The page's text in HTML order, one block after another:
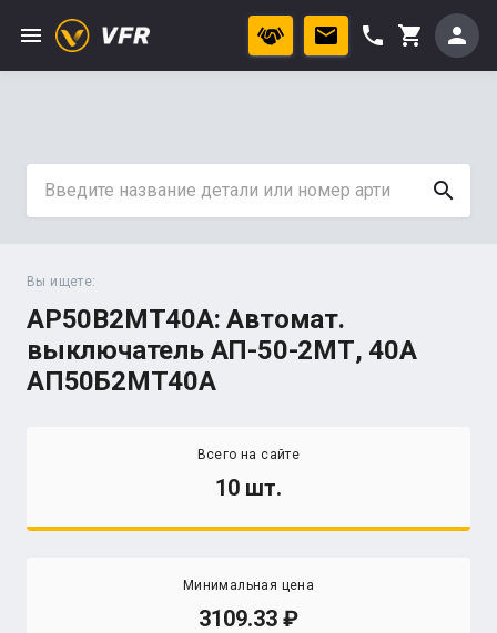
menu phone shopping_cart person
search
Вы ищете:
AP50B2MT40A: Автомат.
выключатель АП-50-2МТ, 40А
АП50Б2МТ40А
Всего на сайте
10 шт.
Минимальная цена
3109.33